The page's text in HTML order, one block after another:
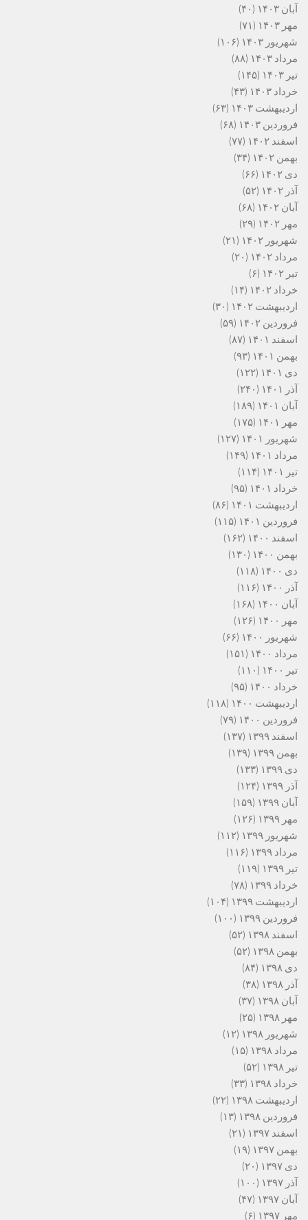
آبان ۱۴۰۳
(۴۰)
مهر ۱۴۰۳
(۷۱)
شهریور ۱۴۰۳
(۱۰۶)
مرداد ۱۴۰۳
(۸۸)
تیر ۱۴۰۳
(۱۴۵)
خرداد ۱۴۰۳
(۴۳)
اردیبهشت ۱۴۰۳
(۶۳)
فروردین ۱۴۰۳
(۶۸)
اسفند ۱۴۰۲
(۷۷)
بهمن ۱۴۰۲
(۳۴)
دی ۱۴۰۲
(۶۶)
آذر ۱۴۰۲
(۵۲)
آبان ۱۴۰۲
(۶۸)
مهر ۱۴۰۲
(۲۹)
شهریور ۱۴۰۲
(۲۱)
مرداد ۱۴۰۲
(۲۰)
تیر ۱۴۰۲
(۶)
خرداد ۱۴۰۲
(۱۴)
اردیبهشت ۱۴۰۲
(۳۰)
فروردین ۱۴۰۲
(۵۹)
اسفند ۱۴۰۱
(۸۷)
بهمن ۱۴۰۱
(۹۳)
دی ۱۴۰۱
(۱۲۲)
آذر ۱۴۰۱
(۲۴۰)
آبان ۱۴۰۱
(۱۸۹)
مهر ۱۴۰۱
(۱۷۵)
شهریور ۱۴۰۱
(۱۲۷)
مرداد ۱۴۰۱
(۱۴۹)
تیر ۱۴۰۱
(۱۱۴)
خرداد ۱۴۰۱
(۹۵)
اردیبهشت ۱۴۰۱
(۸۶)
فروردین ۱۴۰۱
(۱۱۵)
اسفند ۱۴۰۰
(۱۶۲)
بهمن ۱۴۰۰
(۱۳۰)
دی ۱۴۰۰
(۱۱۸)
آذر ۱۴۰۰
(۱۱۶)
آبان ۱۴۰۰
(۱۶۸)
مهر ۱۴۰۰
(۱۲۶)
شهریور ۱۴۰۰
(۶۶)
مرداد ۱۴۰۰
(۱۵۱)
تیر ۱۴۰۰
(۱۱۰)
خرداد ۱۴۰۰
(۹۵)
اردیبهشت ۱۴۰۰
(۱۱۸)
فروردین ۱۴۰۰
(۷۹)
اسفند ۱۳۹۹
(۱۳۷)
بهمن ۱۳۹۹
(۱۳۹)
دی ۱۳۹۹
(۱۳۳)
آذر ۱۳۹۹
(۱۲۴)
آبان ۱۳۹۹
(۱۵۹)
مهر ۱۳۹۹
(۱۲۶)
شهریور ۱۳۹۹
(۱۱۲)
مرداد ۱۳۹۹
(۱۱۶)
تیر ۱۳۹۹
(۱۱۹)
خرداد ۱۳۹۹
(۷۸)
اردیبهشت ۱۳۹۹
(۱۰۴)
فروردین ۱۳۹۹
(۱۰۰)
اسفند ۱۳۹۸
(۵۲)
بهمن ۱۳۹۸
(۵۲)
دی ۱۳۹۸
(۸۴)
آذر ۱۳۹۸
(۳۸)
آبان ۱۳۹۸
(۳۷)
مهر ۱۳۹۸
(۲۵)
شهریور ۱۳۹۸
(۱۲)
مرداد ۱۳۹۸
(۱۵)
تیر ۱۳۹۸
(۵۲)
خرداد ۱۳۹۸
(۳۳)
اردیبهشت ۱۳۹۸
(۲۲)
فروردین ۱۳۹۸
(۱۳)
اسفند ۱۳۹۷
(۲۱)
بهمن ۱۳۹۷
(۱۹)
دی ۱۳۹۷
(۲۰)
آذر ۱۳۹۷
(۱۰۰)
آبان ۱۳۹۷
(۴۷)
مهر ۱۳۹۷
(۶)